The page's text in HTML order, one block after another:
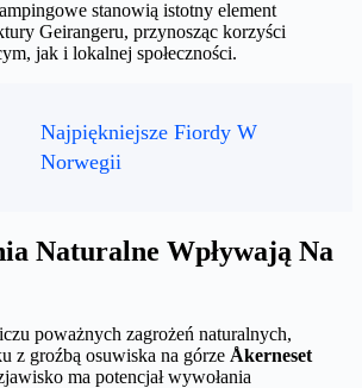
stanowią istotny element
Geirangeru, przynosząc korzyści
jak i lokalnej społeczności.
Najpiękniejsze Fiordy W
Norwegii
Naturalne Wpływają Na
poważnych zagrożeń naturalnych,
z groźbą osuwiska na górze Åkerneset
ma potencjał wywołania